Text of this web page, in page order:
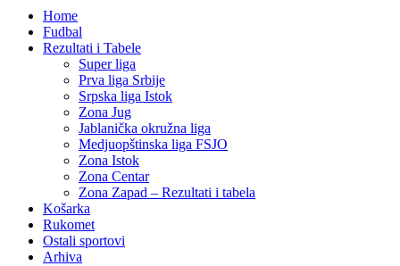
Home
Fudbal
Rezultati i Tabele
Super liga
Prva liga Srbije
Srpska liga Istok
Zona Jug
Jablanička okružna liga
Medjuopštinska liga FSJO
Zona Istok
Zona Centar
Zona Zapad – Rezultati i tabela
Košarka
Rukomet
Ostali sportovi
Arhiva